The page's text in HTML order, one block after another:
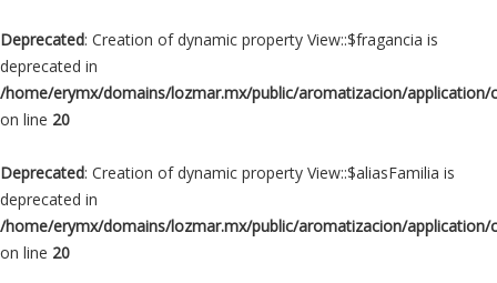
Deprecated: Creation of dynamic property View::$fragancia is
deprecated in
/home/erymx/domains/lozmar.mx/public/aromatizacion/application/
on line 20
Deprecated: Creation of dynamic property View::$aliasFamilia is
deprecated in
/home/erymx/domains/lozmar.mx/public/aromatizacion/application/
on line 20